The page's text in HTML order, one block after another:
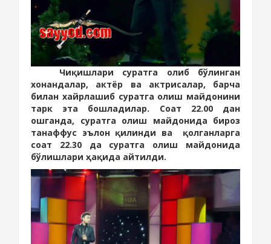
Чиқишлари суратга олиб бўлинган
хонандалар, актёр ва актрисалар, барча
билан хайрлашиб суратга олиш майдонини
тарк эта бошладилар. Соат 22.00 дан
ошганда, суратга олиш майдонида бироз
танаффус эълон қилинди ва
қолганларга
соат 22.30 да суратга олиш майдонида
бўлишлари ҳақида айтилди.